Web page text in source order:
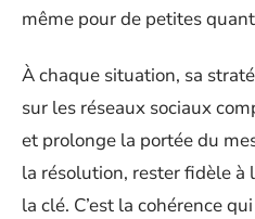
même pour de petites
À chaque situation, sa
sur les réseaux sociaux
et prolonge la portée du
la résolution, rester fidèle à
la clé. C’est la cohérence